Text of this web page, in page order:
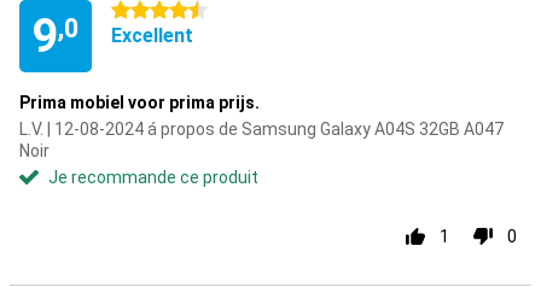
9,0
4.5 étoiles
Excellent
Prima mobiel voor prima prijs.
L.V. | 12-08-2024 á propos de Samsung Galaxy A04S 32GB A047
Noir
Je recommande ce produit
1 0